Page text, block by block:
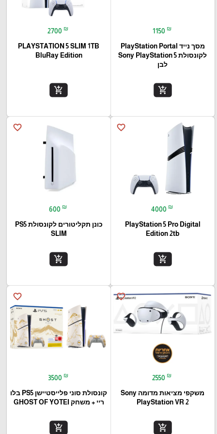
1150 ₪
מסך נייד PlayStation Portal‎
לקונסולת Sony PlayStation 5
לבן
add_shopping_cart
2700 ₪
PLAYSTATION 5 SLIM 1TB
BluRay Edition
add_shopping_cart
favorite_border
4000 ₪
PlayStation 5 Pro Digital
Edition 2tb
add_shopping_cart
favorite_border
600 ₪
כונן תקליטורים לקונסולת PS5
SLIM
add_shopping_cart
favorite_border
2550 ₪
משקפי מציאות מדומה Sony
PlayStation VR 2
add_shopping_cart
favorite_border
3500 ₪
קונסולת סוני פלייסטיישן PS5 בלו
ריי + משחק GHOST OF YOTEI
add_shopping_cart